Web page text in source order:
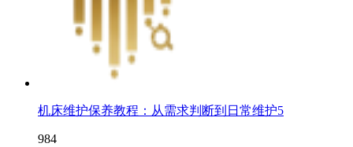
机床维护保养教程：从需求判断到日常维护5
984